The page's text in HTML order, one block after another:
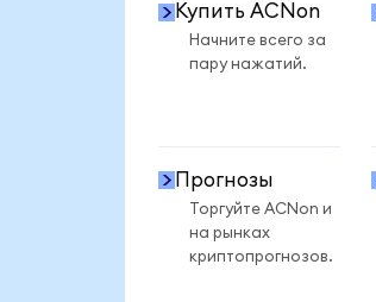
Купить ACNon
Начните всего за
пару нажатий.
Прогнозы
Торгуйте ACNon и
на рынках
криптопрогнозов.